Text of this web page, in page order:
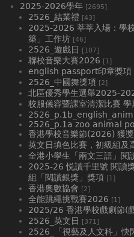
2025-2026學年 [2695]
2526_結業禮 [43]
2025-2026 莘莘入場：學
築」工作坊 [46]
2526_遊戲日 [107]
聯校音樂大賽2026 [1]
english passport印章獎項
2526_中國舞獎項 [2]
北區優秀學生選舉2025-
校服儀容暨課室清潔比賽 學
2526_p.1a zoo animal
香港學校音樂節(2026) 獲獎
英文日填色比賽，初級組及
全港小學生「兩文三語」閱
2025-26 悦讀千里號 閱讀
組「閱讀銀獎」獎項 [1]
香港奧數協會 [2]
全能跳繩挑戰賽2026 [1]
2025/26 香港學校戲劇節(
2526_英文日 [371]
2526_「視藝及人文科」快